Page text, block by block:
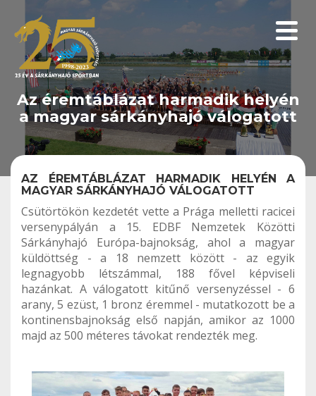
Az éremtáblázat harmadik helyén
a magyar sárkányhajó válogatott
AZ ÉREMTÁBLÁZAT HARMADIK HELYÉN A
MAGYAR SÁRKÁNYHAJÓ VÁLOGATOTT
Csütörtökön kezdetét vette a Prága melletti racicei
versenypályán a 15. EDBF Nemzetek Közötti
Sárkányhajó Európa-bajnokság, ahol a magyar
küldöttség - a 18 nemzett között - az egyik
legnagyobb létszámmal, 188 fővel képviseli
hazánkat. A válogatott kitűnő versenyzéssel - 6
arany, 5 ezüst, 1 bronz éremmel - mutatkozott be a
kontinensbajnokság első napján, amikor az 1000
majd az 500 méteres távokat rendezték meg.